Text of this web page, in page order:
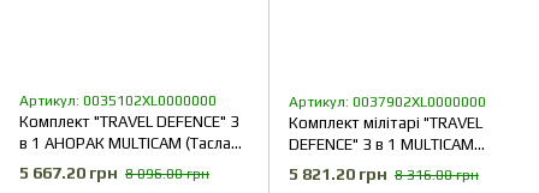
Артикул: 0035102XL0000000
Комплект "TRAVEL DEFENCE" 3
в 1 АНОРАК MULTICAM (Таслан
+ Мікрофліс)
5 667.20 грн 8 096.00 грн
Артикул: 0037902XL0000000
Комплект мілітарі "TRAVEL
DEFENCE" 3 в 1 MULTICAM
(Таслан + Мікрофліс)
5 821.20 грн 8 316.00 грн